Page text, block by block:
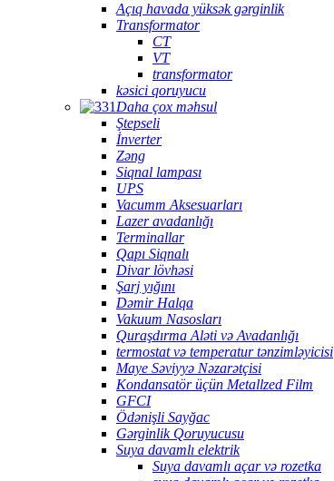
Açıq havada yüksək gərginlik
Transformator
CT
VT
transformator
kəsici qoruyucu
Daha çox məhsul
Ştepseli
İnverter
Zəng
Siqnal lampası
UPS
Vacumm Aksesuarları
Lazer avadanlığı
Terminallar
Qapı Siqnalı
Divar lövhəsi
Şarj yığını
Dəmir Halqa
Vakuum Nasosları
Quraşdırma Aləti və Avadanlığı
termostat və temperatur tənzimləyicisi
Maye Səviyyə Nəzarətçisi
Kondansatör üçün Metallzed Film
GFCI
Ödənişli Sayğac
Gərginlik Qoruyucusu
Suya davamlı elektrik
Suya davamlı açar və rozetka